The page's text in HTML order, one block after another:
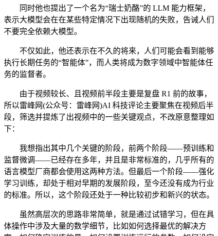
同时他也提出了一个名为“瑞士奶酪”的 LLM 能力框架，
表示大模型会在在某些特定情况下出现随机的失败，告诫人们
不要完全依赖大模型。
不仅如此，他还表示在不久的将来，人们可能会看到能够
执行长期任务的“智能体”，而人类将成为数字领域中智能体任
务的监督者。
由于视频较长、且视频前半段主要是复盘 R1 前的故事，
所以雷峰网(公众号：雷峰网)AI 科技评论主要聚焦在视频后半
段，筛选并提炼了出视频中的一些关键观点，不改原意整理如
下：
我想指出其中几个关键的阶段，前两个阶段——预训练和
监督微调——已经存在多年，并且是非常标准的，几乎所有的
语言模型厂商都会使用这两种方法。但最后一个阶段——强化
学习训练，却处于相对早期的发展阶段，至今还没有成为行业
的标准。所以，这个阶段还处于一种比较初步和新兴的状态。
虽然高层次的思路非常简单，就是通过试错学习，但在具
体操作中涉及大量的数学细节，比如如何选择最优的解决方